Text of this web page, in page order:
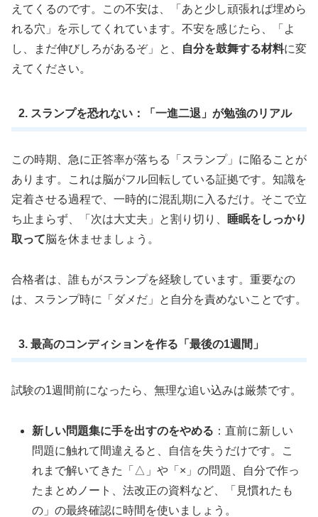
えてくるのです。この不安は、「あと少し頑張れば埋めら
れる穴」を示してくれています。不安を感じたら、「よ
し、まだ伸びしろがあるぞ」と、
自分を鼓舞する材料に変
えてください。
2. スランプを恐れない：「一進二退」が勉強のリアル
この時期、急に正答率が落ちる「スランプ」に陥ることが
あります。これは脳がフル回転している証拠です。知識を
定着させる過程で、一時的に混乱期に入るだけ。そこで立
ち止まらず、「次は大丈夫」と割り切り、
睡眠をしっかり
取って 脳を休ませましょう。
合格者は、誰もがスランプを経験しています。重要なの
は、スランプ時に「ダメだ」と自分を責めないことです。
3. 最高のコンディションを作る「最後の1週間」
試験の1週間前になったら、無理な追い込みは厳禁です。
新しい問題集に手を出すのをやめる ：直前に新しい
問題に触れて間違えると、自信を失うだけです。こ
れまで解いてきた「△」や「×」の問題、自分で作っ
たまとめノート、法改正の資料など、「見慣れたも
の」の最終確認に時間を使いましょう。